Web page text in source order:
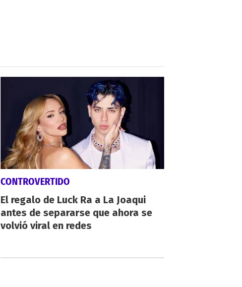
CONTROVERTIDO
El regalo de Luck Ra a La Joaqui
antes de separarse que ahora se
volvió viral en redes